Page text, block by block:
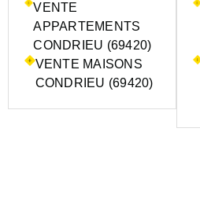
VENTE
APPARTEMENTS
CONDRIEU (69420)
VENTE MAISONS
CONDRIEU (69420)